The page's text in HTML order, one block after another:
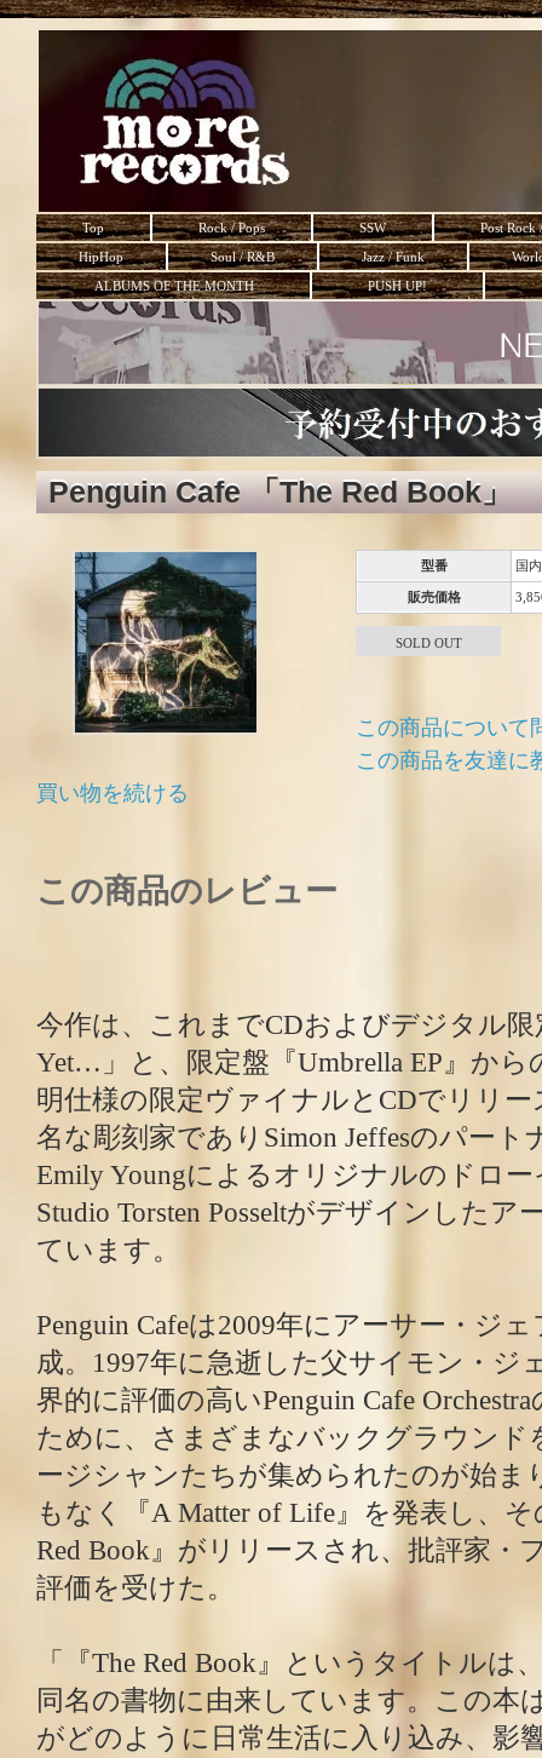
Top Rock / Pops SSW
Post Rock
HipHop
Soul / R&B Jazz / Funk
ALBUMS OF THE MONTH
PUSH UP!
Penguin Cafe 「The Red Book」
型番 国
販売価格
SOLD OUT
この商品について
この商品を友達に
買い物を続ける
この商品のレビュー
今作は、これまでCDおよびデジタル
Yet…」と、限定盤『Umbrella EP』から
明仕様の限定ヴァイナルとCDでリリ
名な彫刻家でありSimon Jeffesのパート
Emily Youngによるオリジナルのドロ
Studio Torsten Posseltがデザインした
ています。
Penguin Cafeは2009年にアーサー・ジ
成。1997年に急逝した父サイモン・ジ
界的に評価の高いPenguin Cafe
ために、さまざまなバックグラウンド
ージシャンたちが集められたのが始ま
もなく『A Matter of Life』を発表し、そ
Red Book』がリリースされ、批評家・
評価を受けた。
「『The Red Book』というタイトルは
同名の書物に由来しています。この本
がどのように日常生活に入り込み、影